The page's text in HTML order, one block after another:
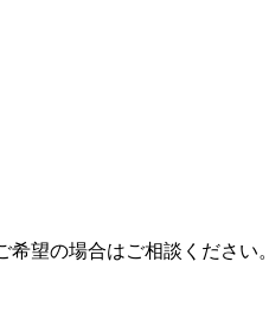
望の場合はご相談ください。